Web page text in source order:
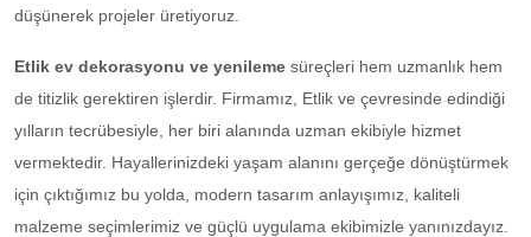
düşünerek projeler üretiyoruz.
Etlik ev dekorasyonu ve yenileme süreçleri hem uzmanlık hem
de titizlik gerektiren işlerdir. Firmamız, Etlik ve çevresinde edindiği
yılların tecrübesiyle, her biri alanında uzman ekibiyle hizmet
vermektedir. Hayallerinizdeki yaşam alanını gerçeğe dönüştürmek
için çıktığımız bu yolda, modern tasarım anlayışımız, kaliteli
malzeme seçimlerimiz ve güçlü uygulama ekibimizle yanınızdayız.